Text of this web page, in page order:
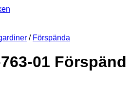
/ Förspända
01 Förspänd